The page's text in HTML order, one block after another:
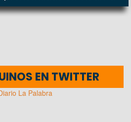
EN TWITTER
La Palabra